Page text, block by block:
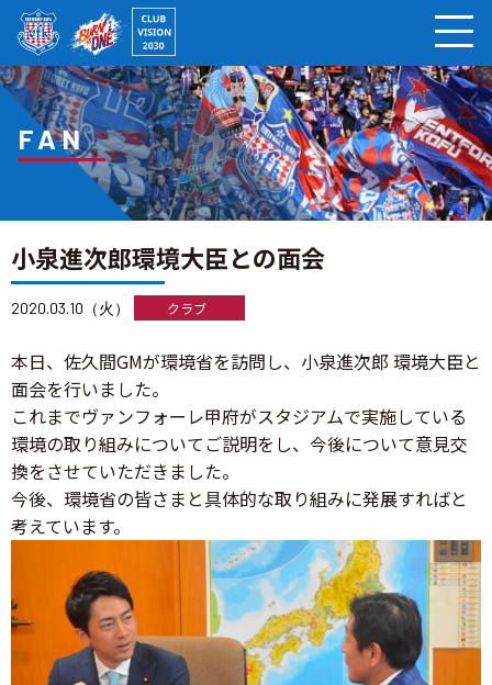
FAN
小泉進次郎環境大臣との面会
2020.03.10（火） クラブ
本日、佐久間GMが環境省を訪問し、小泉進次郎 環境大臣と
面会を行いました。
これまでヴァンフォーレ甲府がスタジアムで実施している
環境の取り組みについてご説明をし、今後について意見交
換をさせていただきました。
今後、環境省の皆さまと具体的な取り組みに発展すればと
考えています。